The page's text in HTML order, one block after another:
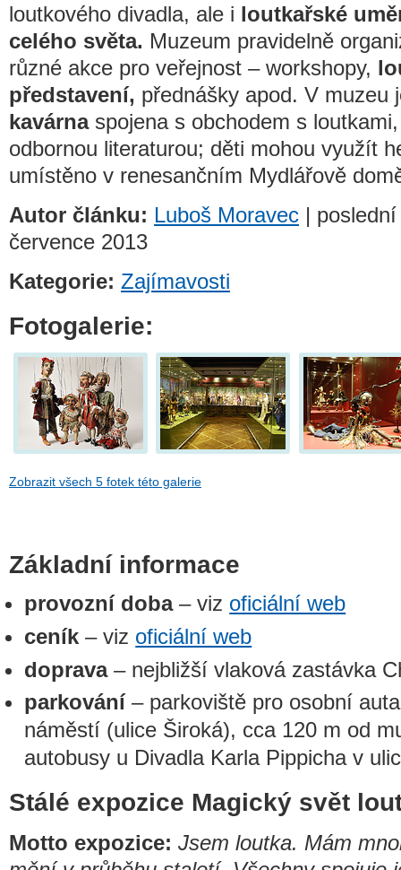
loutkového divadla, ale i loutkařské
celého světa. Muzeum pravidelně
různé akce pro veřejnost – workshopy,
představení, přednášky apod. V muzeu
kavárnaspojena s obchodem s
odbornou literaturou; děti mohou využít
umístěno v renesančním Mydlářově
Autor článku: Luboš Moravec |
července 2013
Kategorie: Zajímavosti
Fotogalerie:
Zobrazit všech 5 fotek této galerie
Základní informace
provozní doba– viz oficiální web
ceník – viz oficiální web
doprava– nejbližší vlaková zastávka
parkování– parkoviště pro osobní
náměstí (ulice Široká), cca 120 m od
autobusy u Divadla Karla Pippicha v
Stálé expozice Magický svět
Motto expozice: Jsem loutka. Mám